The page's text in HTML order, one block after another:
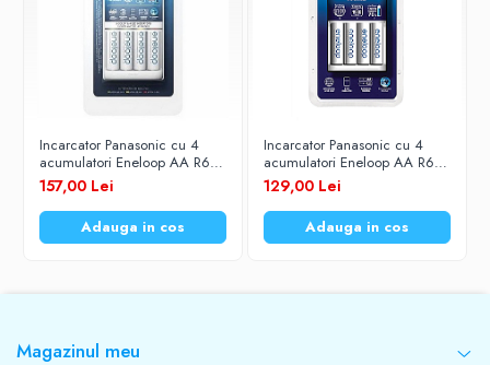
Incarcator Panasonic cu 4
acumulatori Eneloop AA R6
1900mAh Ni-MH 1,2V K-
KJ55MCC40E Smart & Quick
157,00 Lei
Adauga in cos
Incarcator Panasonic cu 4
acumulatori Eneloop AA R6
1900mAh Ni-MH 1,2V K-
KJ17MCC40E
129,00 Lei
Adauga in cos
Magazinul meu